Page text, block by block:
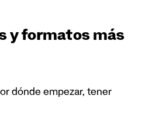
y formatos más
dónde empezar, tener